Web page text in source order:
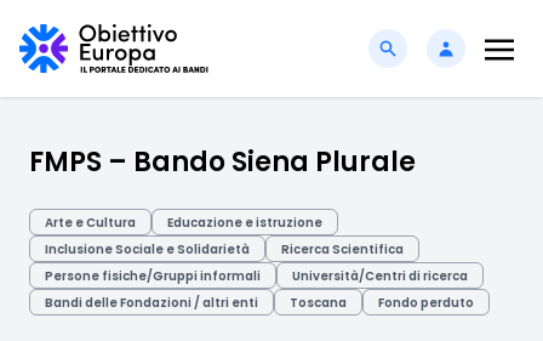
FMPS – Bando Siena Plurale
Arte e Cultura
Educazione e istruzione
Inclusione Sociale e Solidarietà
Ricerca Scientifica
Persone fisiche/Gruppi informali
Università/Centri di ricerca
Bandi delle Fondazioni / altri enti
Toscana Fondo perduto